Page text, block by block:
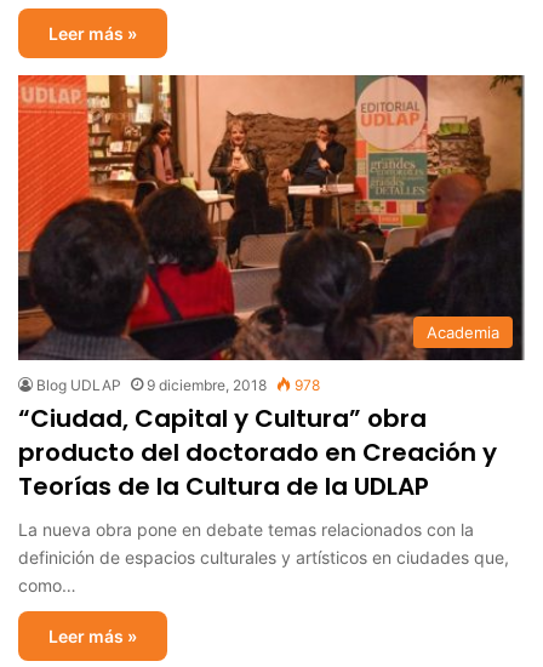
Leer más »
Academia
Blog UDLAP 9 diciembre, 2018 978
“Ciudad, Capital y Cultura” obra
producto del doctorado en Creación y
Teorías de la Cultura de la UDLAP
La nueva obra pone en debate temas relacionados con la
definición de espacios culturales y artísticos en ciudades que,
como…
Leer más »